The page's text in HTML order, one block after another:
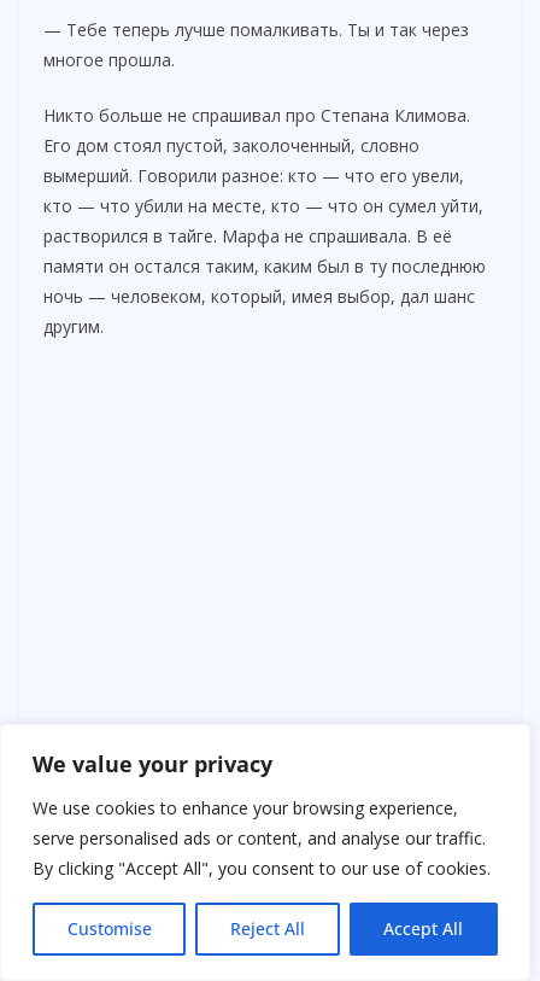
We value your privacy
We use cookies to enhance your browsing experience,
serve personalised ads or content, and analyse our traffic.
By clicking "Accept All", you consent to our use of cookies.
Customise Reject All Accept All
— Тебе теперь лучше помалкивать. Ты и так через
многое прошла.
Никто больше не спрашивал про Степана Климова.
Его дом стоял пустой, заколоченный, словно
вымерший. Говорили разное: кто — что его увели,
кто — что убили на месте, кто — что он сумел уйти,
растворился в тайге. Марфа не спрашивала. В её
памяти он остался таким, каким был в ту последнюю
ночь — человеком, который, имея выбор, дал шанс
другим.